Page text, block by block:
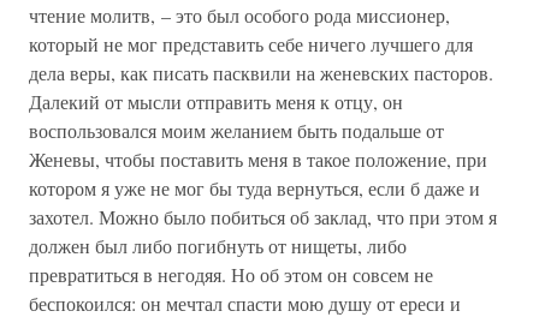
чтение молитв, – это был особого рода миссионер,
который не мог представить себе ничего лучшего для
дела веры, как писать пасквили на женевских пасторов.
Далекий от мысли отправить меня к отцу, он
воспользовался моим желанием быть подальше от
Женевы, чтобы поставить меня в такое положение, при
котором я уже не мог бы туда вернуться, если б даже и
захотел. Можно было побиться об заклад, что при этом я
должен был либо погибнуть от нищеты, либо
превратиться в негодяя. Но об этом он совсем не
беспокоился: он мечтал спасти мою душу от ереси и